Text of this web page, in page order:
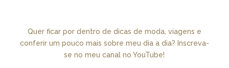
Quer ficar por dentro de dicas de moda, viagens e
conferir um pouco mais sobre meu dia a dia? Inscreva-
se no meu canal no YouTube!